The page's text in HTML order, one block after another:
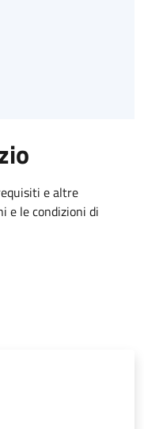
e altre
e le condizioni di